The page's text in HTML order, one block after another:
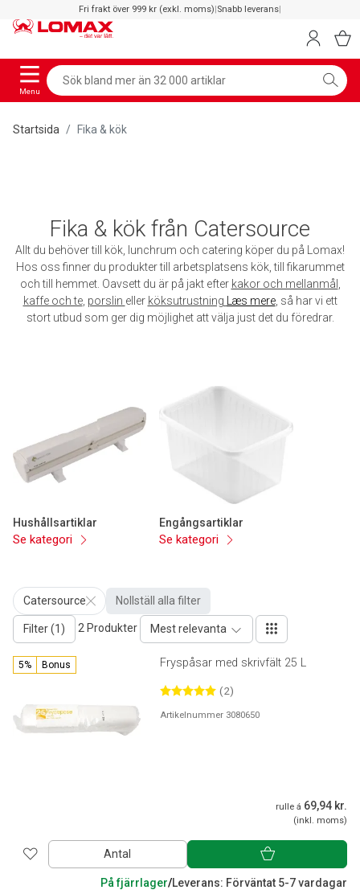
Fri frakt över 999 kr (exkl. moms)|Snabb leverans|
Menu
Startsida Fika & kök
Fika & kök från Catersource
Allt du behöver till kök, lunchrum och catering köper du på Lomax!
Hos oss finner du produkter till arbetsplatsens kök, till fikarummet
och till hemmet. Oavsett du är på jakt efter kakor och mellanmål
kaffe och te, porslin eller köksutrustning Læs mere, så har vi ett
stort utbud som ger dig möjlighet att välja just det du föredrar.
Hushållsartiklar
Se kategori
Engångsartiklar
Se kategori
Catersource Nollställ alla filter
Filter (1) 2 Produkter Mest relevanta
5% Bonus Fryspåsar med skrivfält 25 L
(2)
Artikelnummer 3080650
rulle á 69,94 kr.
(inkl. moms)
Antal
På fjärrlager/Leverans: Förväntat 5-7 vardagar